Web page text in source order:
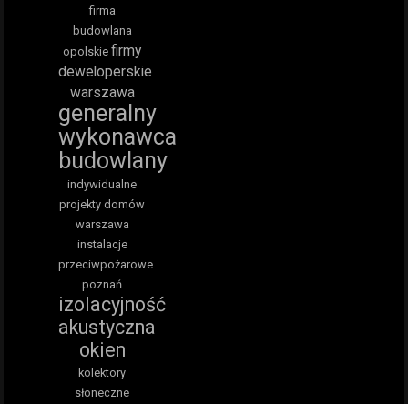
firma
budowlana
opolskie firmy
deweloperskie
warszawa
generalny
wykonawca
budowlany
indywidualne
projekty domów
warszawa
instalacje
przeciwpożarowe
poznań
izolacyjność
akustyczna
okien
kolektory
słoneczne